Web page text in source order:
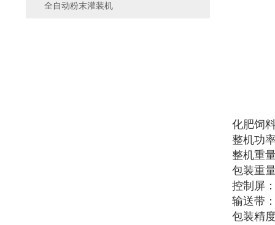
化肥饲
整机功
整机重
包装重
控制屏
输送带
包装精
全自动粉末灌装机